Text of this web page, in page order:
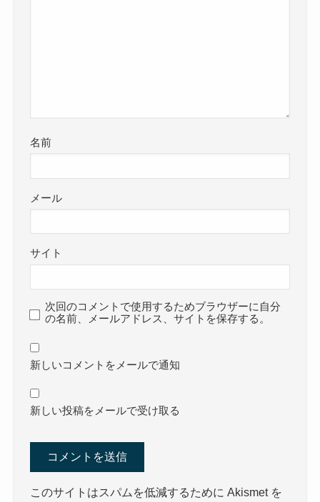
名前
メール
サイト
次回のコメントで使用するためブラウザーに自分
の名前、メールアドレス、サイトを保存する。
新しいコメントをメールで通知
新しい投稿をメールで受け取る
このサイトはスパムを低減するために Akismet を